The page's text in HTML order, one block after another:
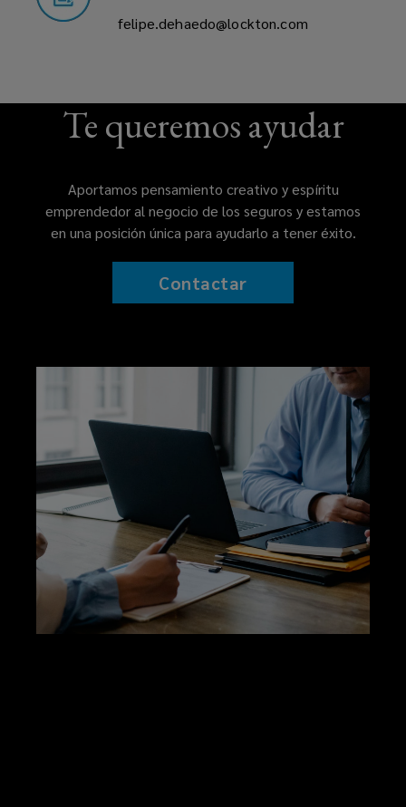
felipe.dehaedo@lockton.com
Te queremos ayudar
Aportamos pensamiento creativo y espíritu
emprendedor al negocio de los seguros y estamos
en una posición única para ayudarlo a tener éxito.
Contactar